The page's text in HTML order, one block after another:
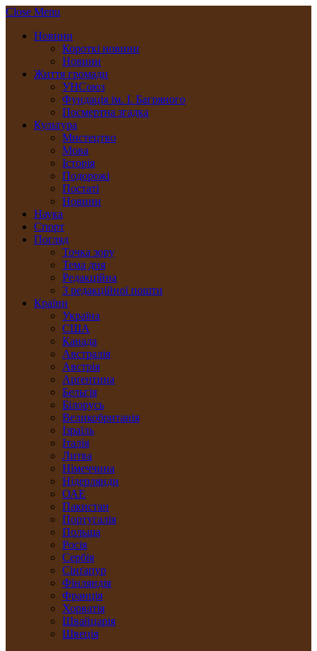
Close Menu
Новини
Короткі новини
Новини
Життя громади
УНСоюз
Фундація ім. І. Багряного
Посмертна згадка
Культура
Мистецтво
Мова
Історія
Подорожі
Постаті
Новини
Наука
Спорт
Погляд
Точка зору
Тема дня
Редакційна
З редакційної пошти
Країни
Україна
США
Канада
Австралія
Австрія
Арґентина
Бельгія
Білорусь
Великобританія
Ізраїль
Італія
Литва
Німеччина
Нідерлянди
ОАЕ
Пакистан
Португалія
Польща
Росія
Сербія
Сінґапур
Фінляндія
Франція
Хорватія
Швайцарія
Швеція